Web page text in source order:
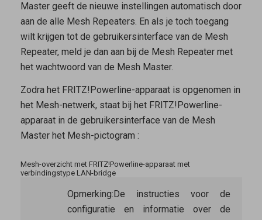
Mastergeeft de nieuwe instellingen automatisch door
aan de alle Mesh Repeaters. En als je toch toegang
wilt krijgen tot de gebruikersinterface van de Mesh
Repeater, meld je dan aan bij de Mesh Repeatermet
het wachtwoord van de Mesh Master.
Zodra het FRITZ!Powerline-apparaat is opgenomen in
het Mesh-netwerk, staat bij het FRITZ!Powerline-
apparaat in de gebruikersinterface van de Mesh
Masterhet Mesh-pictogram :
Mesh-overzicht met FRITZ!Powerline-apparaat met
verbindingstype LAN-bridge
Opmerking:De instructies voor de
configuratie en informatie over de